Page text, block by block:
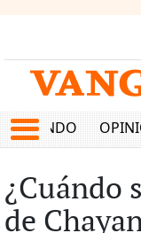
MUNDO
¿Cuándo
de